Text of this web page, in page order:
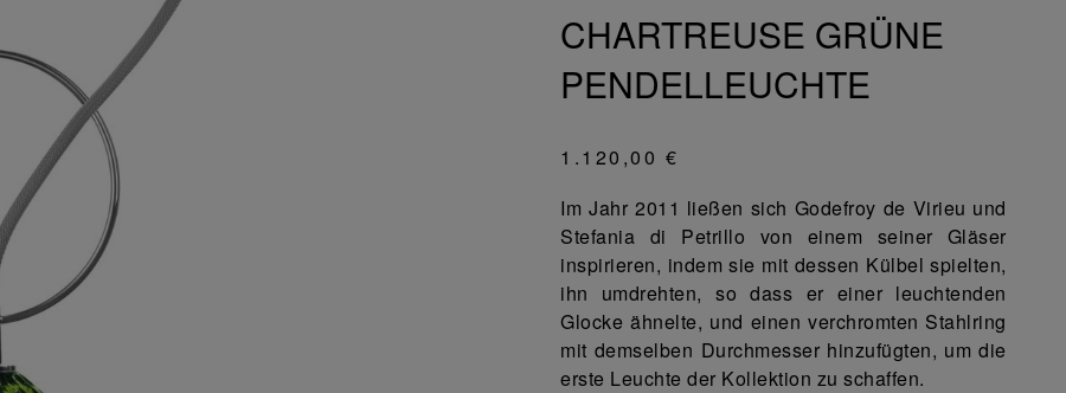
CHARTREUSE GRÜNE
PENDELLEUCHTE
1.120,00 €
Im Jahr 2011 ließen sich Godefroy de Virieu und
Stefania di Petrillo von einem seiner Gläser
inspirieren, indem sie mit dessen Külbel spielten,
ihn umdrehten, so dass er einer leuchtenden
Glocke ähnelte, und einen verchromten Stahlring
mit demselben Durchmesser hinzufügten, um die
erste Leuchte der Kollektion zu schaffen.